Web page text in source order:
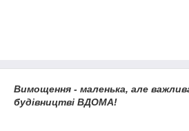
Вимощення - маленька, але
будівництві ВДОМА!